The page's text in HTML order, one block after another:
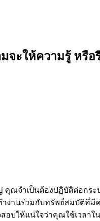
ะให้ความรู้ หรือ
คุณจำเป็นต้องปฏิบัติต่อก
านร่วมกับทรัพย์สมบัติที่
ให้แน่ใจว่าคุณใช้เวลา